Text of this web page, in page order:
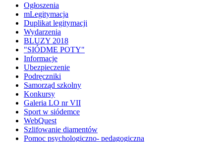
Ogłoszenia
mLegitymacja
Duplikat legitymacji
Wydarzenia
BLUZY 2018
"SIÓDME POTY"
Informacje
Ubezpieczenie
Podręczniki
Samorząd szkolny
Konkursy
Galeria LO nr VII
Sport w siódemce
WebQuest
Szlifowanie diamentów
Pomoc psychologiczno- pedagogiczna